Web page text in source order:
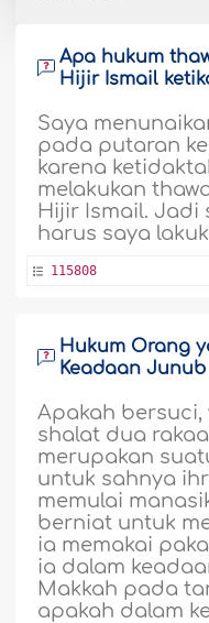
Apa hukum
Hijir Ismail
Saya
pada putaran
karena
melakukan
Hijir Ismail. Jadi
harus saya
115808
Hukum Orang
Keadaan Junub
Apakah bersuci,
shalat dua
merupakan
untuk sahnya
memulai
berniat untuk
ia memakai
ia dalam
Makkah pada
apakah dalam